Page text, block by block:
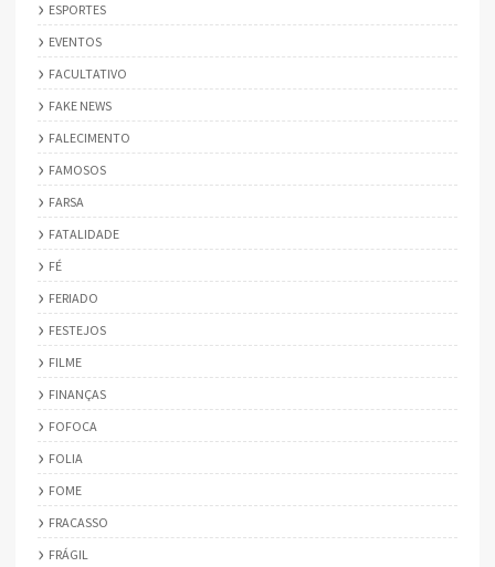
ESPORTES
EVENTOS
FACULTATIVO
FAKE NEWS
FALECIMENTO
FAMOSOS
FARSA
FATALIDADE
FÉ
FERIADO
FESTEJOS
FILME
FINANÇAS
FOFOCA
FOLIA
FOME
FRACASSO
FRÁGIL